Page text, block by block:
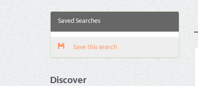
Saved Searches
Save this search
Discover